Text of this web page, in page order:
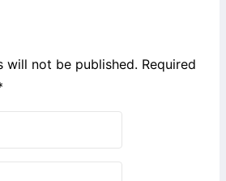
will not be published. Required